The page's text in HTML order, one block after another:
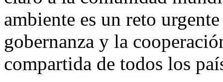
ambiente es un reto
gobernanza y la
compartida de todos los